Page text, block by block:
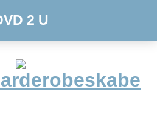
2 U